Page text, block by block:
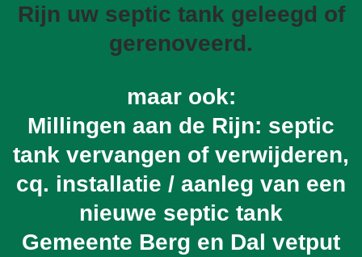
Rijn uw septic tank geleegd of
gerenoveerd.
maar ook:
Millingen aan de Rijn: septic
tank vervangen of verwijderen,
cq. installatie / aanleg van een
nieuwe septic tank
Gemeente Berg en Dal vetput